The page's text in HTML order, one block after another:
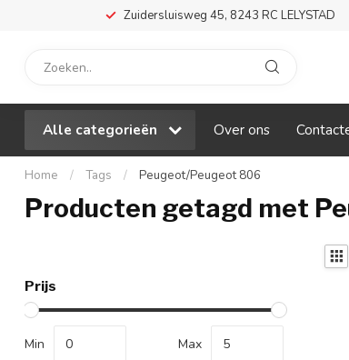
Zuidersluisweg 45, 8243 RC LELYSTAD
Alle categorieën Over ons
Home / Tags / Peugeot/Peugeot 806
Producten getagd met
Prijs
Min Max